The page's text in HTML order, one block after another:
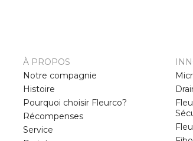
À PROPOS
Notre compagnie
Histoire
Pourquoi choisir Fleurco?
Récompenses
Service